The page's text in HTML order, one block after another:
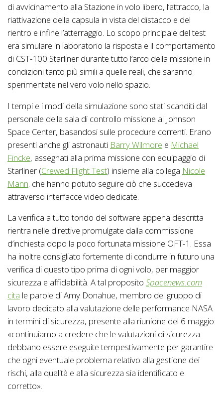
di avvicinamento alla Stazione in volo libero, l’attracco, la
riattivazione della capsula in vista del distacco e del
rientro e infine l’atterraggio. Lo scopo principale del test
era simulare in laboratorio la risposta e il comportamento
di CST-100 Starliner durante tutto l’arco della missione in
condizioni tanto più simili a quelle reali, che saranno
sperimentate nel vero volo nello spazio.
I tempi e i modi della simulazione sono stati scanditi dal
personale della sala di controllo missione al Johnson
Space Center, basandosi sulle procedure correnti. Erano
presenti anche gli astronauti Barry Wilmore e Michael
Fincke, assegnati alla prima missione con equipaggio di
Starliner (Crewed Flight Test) insieme alla collega Nicole
Mann. che hanno potuto seguire ciò che succedeva
attraverso interfacce video dedicate.
La verifica a tutto tondo del software appena descritta
rientra nelle direttive promulgate dalla commissione
d’inchiesta dopo la poco fortunata missione OFT-1. Essa
ha inoltre consigliato fortemente di condurre in futuro una
verifica di questo tipo prima di ogni volo, per maggior
sicurezza e affidabilità. A tal proposito Spacenews.com
cita le parole di Amy Donahue, membro del gruppo di
lavoro dedicato alla valutazione delle performance NASA
in termini di sicurezza, presente alla riunione del 6 maggio:
«continuiamo a credere che le valutazioni di sicurezza
debbano essere eseguite tempestivamente per garantire
che ogni eventuale problema relativo alla gestione dei
rischi, alla qualità e alla sicurezza sia identificato e
corretto».